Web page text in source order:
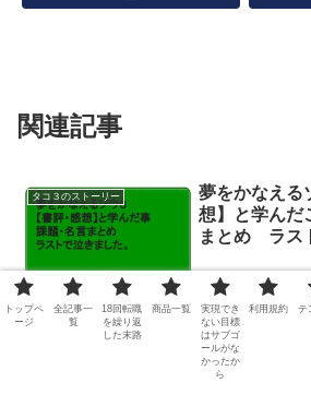
関連記事
タコ３のストーリー
夢をかなえる
想】と学んだ
まとめ ラス
大人気の自己啓発の書籍『夢をかなえるゾウ
リーズ初となる女性が主人公の本書。 内容も、今までと少し違っ
て、 商売したり、麻雀したり、 今回もエンタメ要素があって面白い
内容になっています。 今までのガネーシャ
仕事納めや
トップペ
ージ
全記事一
覧
18回転職
を繰り返
した末路
商品一覧
実現でき
ない目標
はサブゴ
ールがな
かったか
ら
利用規約 テ